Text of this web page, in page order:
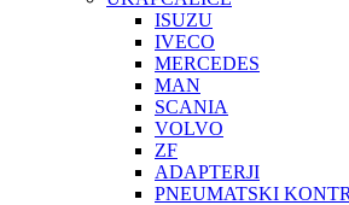
ISUZU
IVECO
MERCEDES
MAN
SCANIA
VOLVO
ZF
ADAPTERJI
PNEUMATSKI